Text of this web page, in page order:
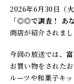
2026年6月30日（
「◎◎で調査！ あ
商店が紹介されまし
今回の放送では、
お買い物をされた
ルーツや和菓子キ